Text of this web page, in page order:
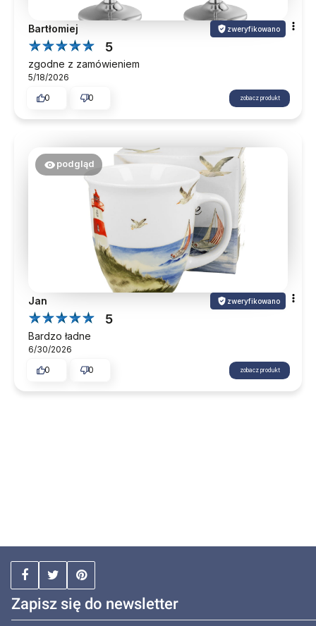
Bartłomiej zweryfikowano
5
zgodne z zamówieniem
5/18/2026
0
0 zobacz produkt
podgląd
Jan zweryfikowano
5
Bardzo ładne
6/30/2026
0
0 zobacz produkt
Zapisz się do newsletter